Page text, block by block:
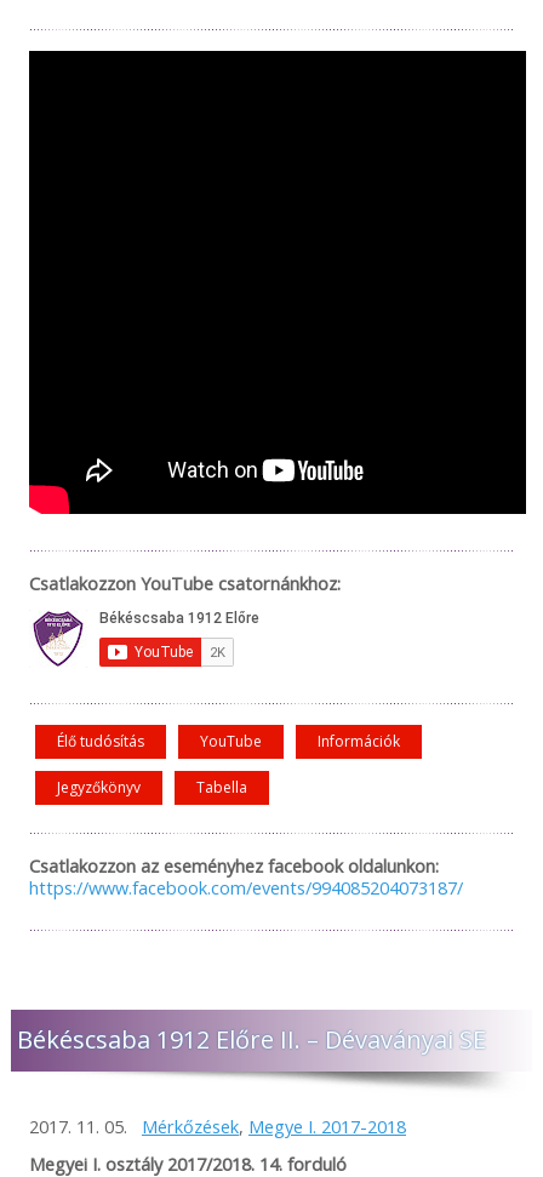
Csatlakozzon YouTube csatornánkhoz:
Élő tudósítás YouTube Információk
Jegyzőkönyv Tabella
Csatlakozzon az eseményhez facebook oldalunkon:
https://www.facebook.com/events/994085204073187/
Békéscsaba 1912 Előre II. – Dévaványai SE
2017. 11. 05. Mérkőzések, Megye I. 2017-2018
Megyei I. osztály 2017/2018. 14. forduló